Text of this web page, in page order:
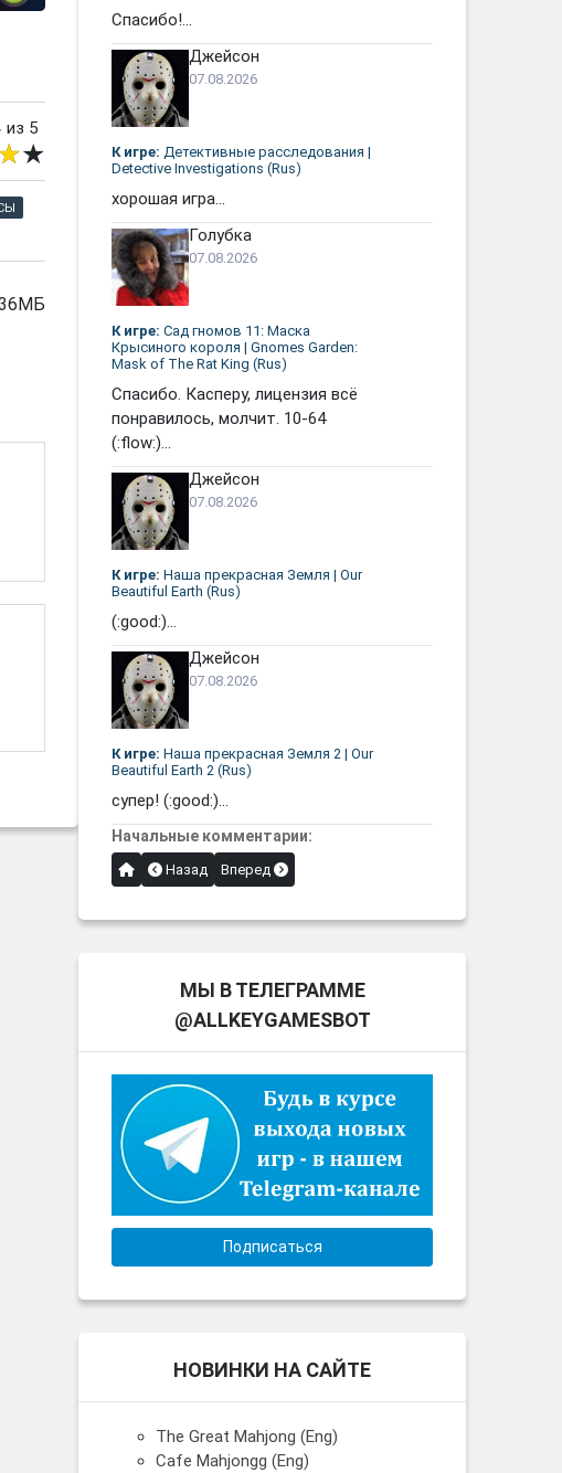
из 5
Спасибо!...
Джейсон
07.08.2026
К игре: Детективные расследования |
Detective Investigations (Rus)
хорошая игра...
Голубка
07.08.2026
К игре: Сад гномов 11: Маска
Крысиного короля | Gnomes Garden:
Mask of The Rat King (Rus)
Спасибо. Касперу, лицензия всё
понравилось, молчит. 10-64
(:flow:)...
Джейсон
07.08.2026
К игре: Наша прекрасная Земля | Our
Beautiful Earth (Rus)
(:good:)...
Джейсон
07.08.2026
К игре: Наша прекрасная Земля 2 | Our
Beautiful Earth 2 (Rus)
супер! (:good:)...
Начальные комментарии:
Назад Вперед
МЫ В ТЕЛЕГРАММЕ
@ALLKEYGAMESBOT
Подписаться
НОВИНКИ НА САЙТЕ
The Great Mahjong (Eng)
Cafe Mahjongg (Eng)